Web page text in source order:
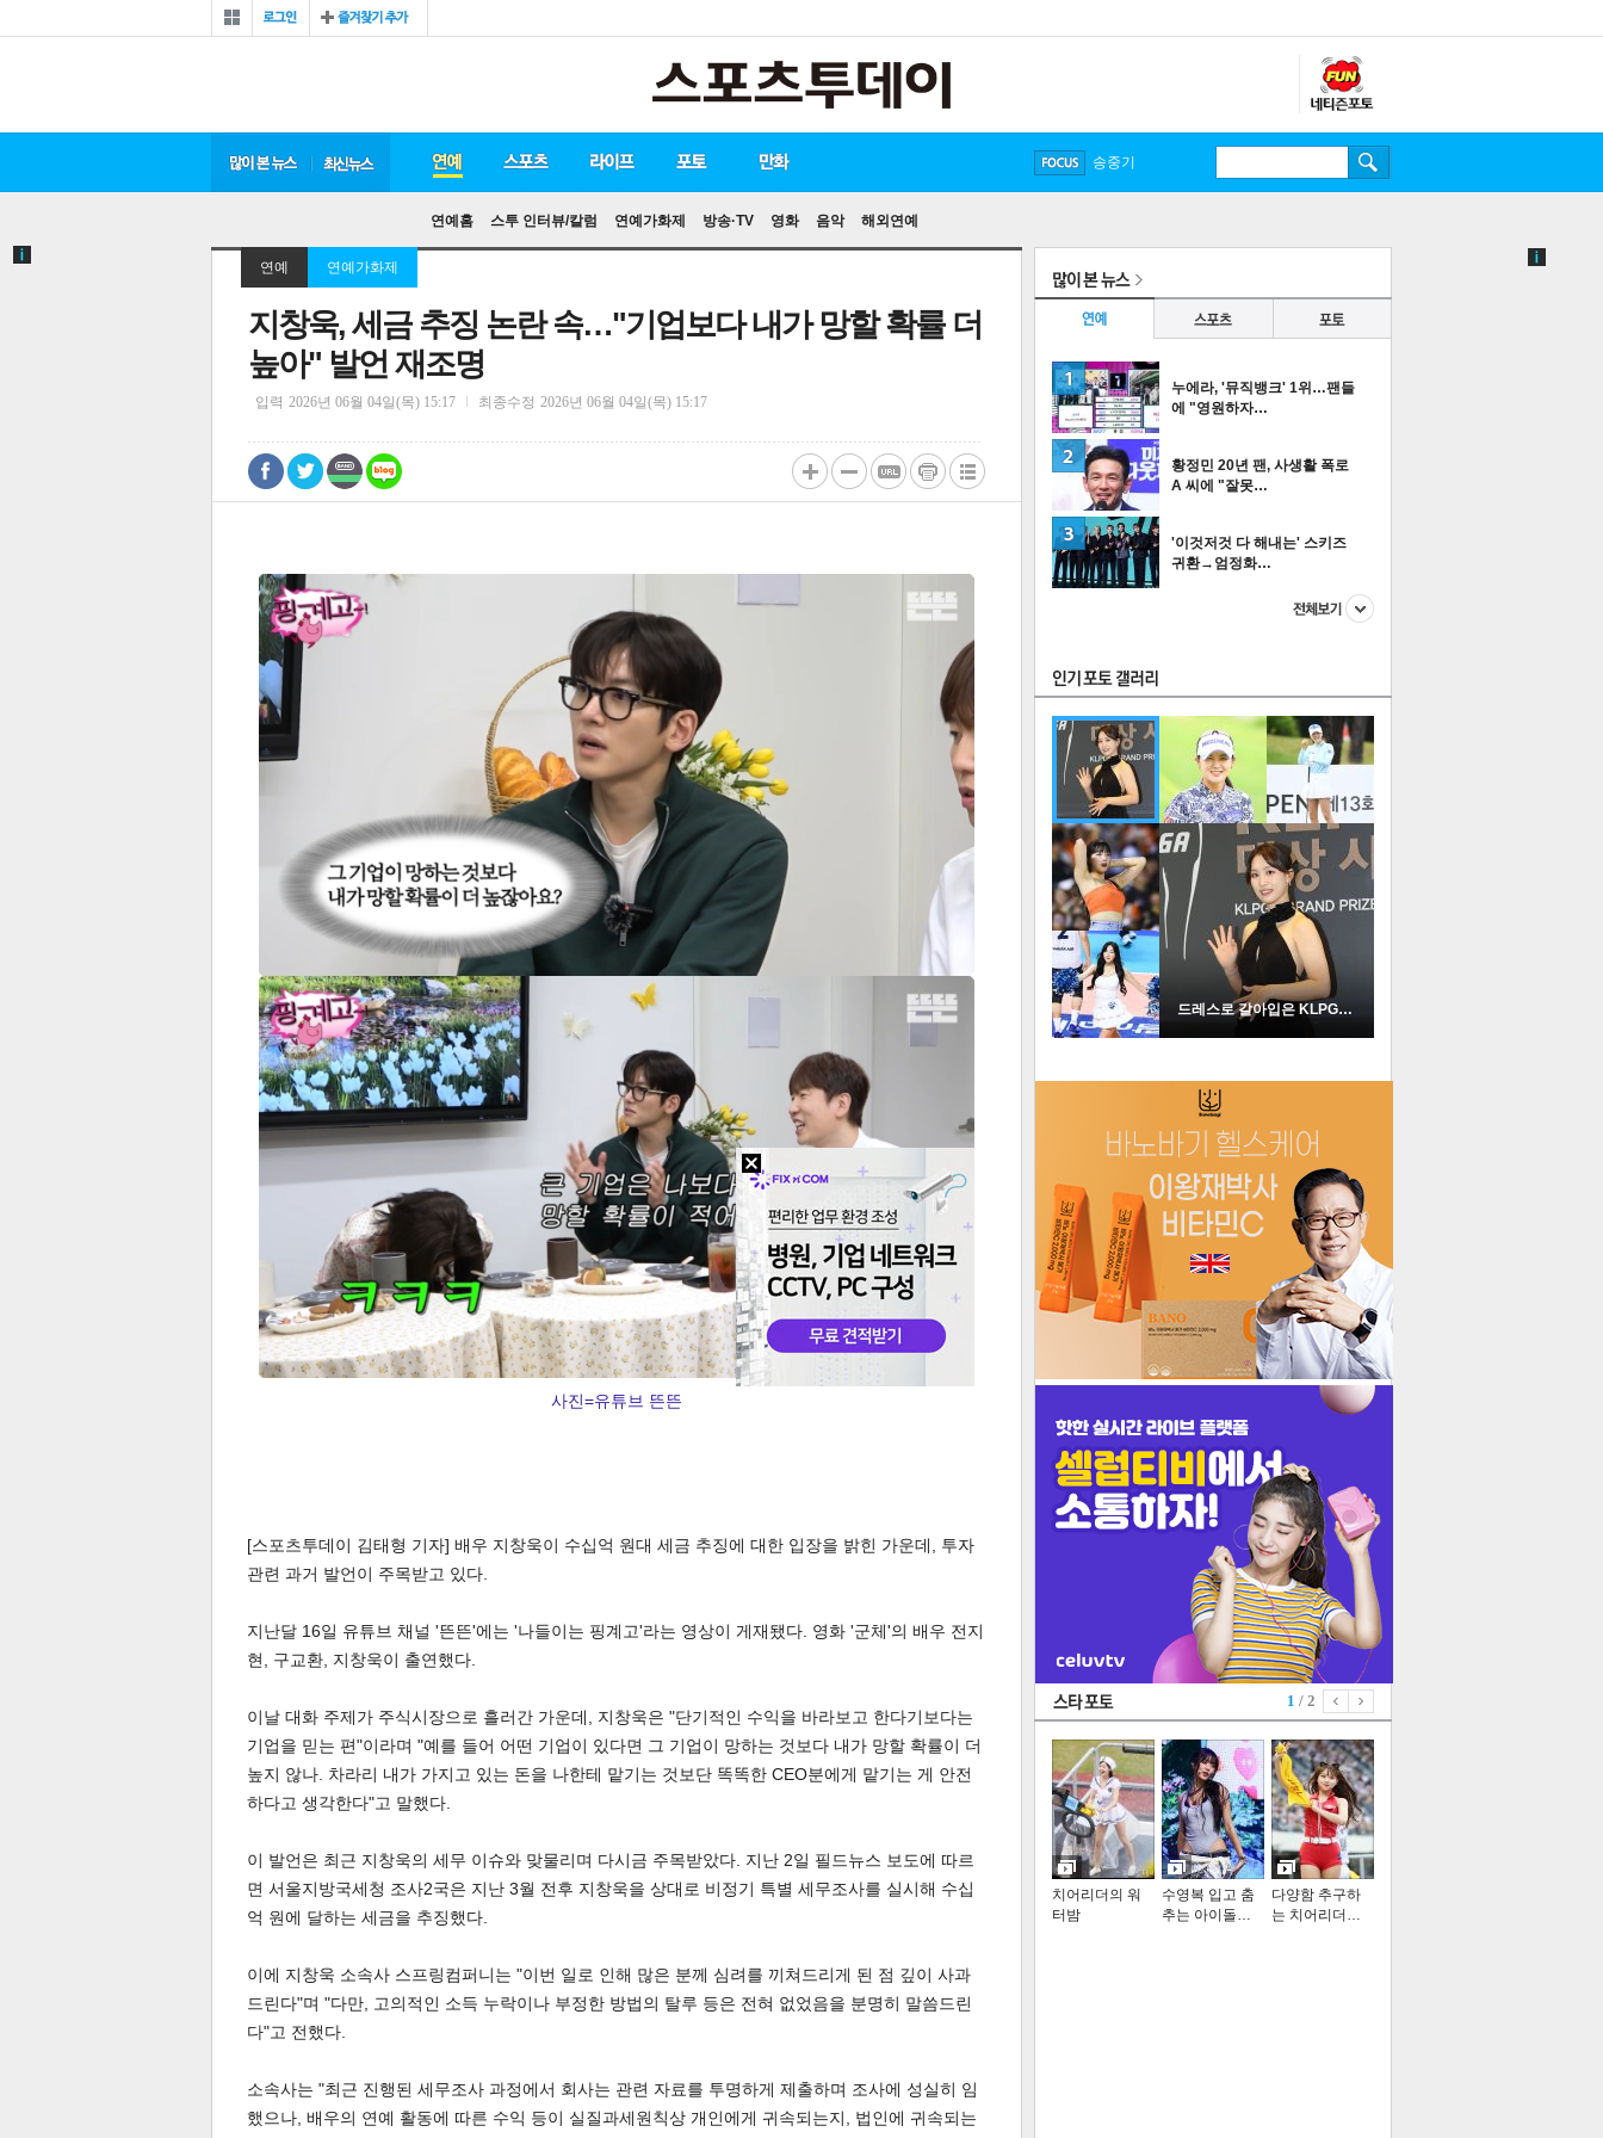
로그
인
즐겨찾기
많이 본 뉴스
연예홈 스투 인터뷰/칼럼 연예가화제 방송·TV 영화 음악 해외연예
라이프 포토
FOCUS
송중기
연예 연예가화제
지창욱, 세금 추징 논란 속…"기업보다 내가 망할 확률 더
높아" 발언 재조명
입력 2026년 06월 04일(목) 15:17 최종수정 2026년 06월 04일(목) 15:17
페이 트위 밴드 네이
댓글
0
텍스 텍스 인쇄
사진=유튜브 뜬뜬
[스포츠투데이 김태형 기자] 배우 지창욱이 수십억 원대 세금 추징에 대한 입장을 밝힌 가운데, 투자
관련 과거 발언이 주목받고 있다.
지난달 16일 유튜브 채널 '뜬뜬'에는 '나들이는 핑계고'라는 영상이 게재됐다. 영화 '군체'의 배우 전지
현, 구교환, 지창욱이 출연했다.
이날 대화 주제가 주식시장으로 흘러간 가운데, 지창욱은 "단기적인 수익을 바라보고 한다기보다는
기업을 믿는 편"이라며 "예를 들어 어떤 기업이 있다면 그 기업이 망하는 것보다 내가 망할 확률이 더
높지 않나. 차라리 내가 가지고 있는 돈을 나한테 맡기는 것보단 똑똑한 CEO분에게 맡기는 게 안전
하다고 생각한다"고 말했다.
이 발언은 최근 지창욱의 세무 이슈와 맞물리며 다시금 주목받았다. 지난 2일 필드뉴스 보도에 따르
면 서울지방국세청 조사2국은 지난 3월 전후 지창욱을 상대로 비정기 특별 세무조사를 실시해 수십
억 원에 달하는 세금을 추징했다.
이에 지창욱 소속사 스프링컴퍼니는 "이번 일로 인해 많은 분께 심려를 끼쳐드리게 된 점 깊이 사과
드린다"며 "다만, 고의적인 소득 누락이나 부정한 방법의 탈루 등은 전혀 없었음을 분명히 말씀드린
다"고 전했다.
소속사는 "최근 진행된 세무조사 과정에서 회사는 관련 자료를 투명하게 제출하며 조사에 성실히 임
했으나, 배우의 연예 활동에 따른 수익 등이 실질과세원칙상 개인에게 귀속되는지, 법인에 귀속되는
많이 본 뉴스
연예
스포츠 포토
누에라, '뮤직뱅크' 1위…팬들
에 "영원하자…
2
황정민 20년 팬, 사생활 폭로
A 씨에 "잘못…
'이것저것 다 해내는' 스키즈
귀환→엄정화…
더보기
인기포토
드레스로 갈아입은 KLPGA …
1 / 2
치어리더의 워
터밤
수영복 입고 춤
추는 아이돌…
다양함 추구하
는 치어리더…